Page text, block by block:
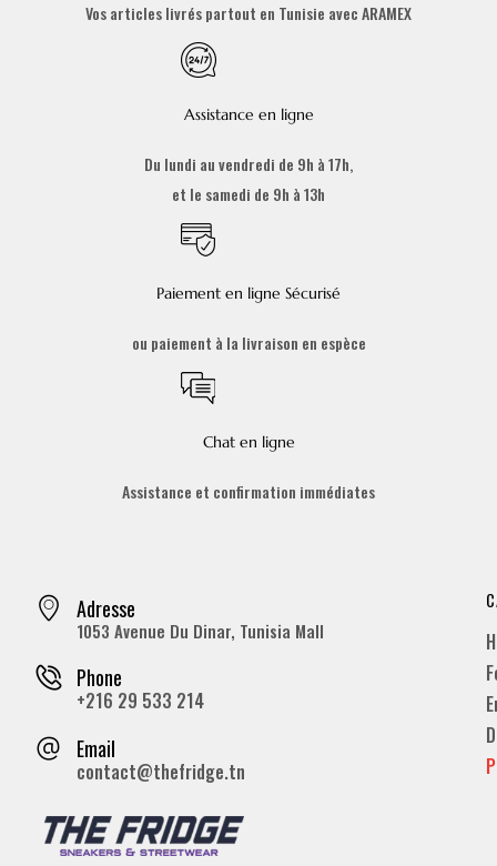
Vos articles livrés partout en Tunisie avec ARAMEX
Assistance en ligne
Du lundi au vendredi de 9h à 17h,
et le samedi de 9h à 13h
Paiement en ligne Sécurisé
ou paiement à la livraison en espèce
Chat en ligne
Assistance et confirmation immédiates
Adresse
1053 Avenue Du Dinar, Tunisia Mall
Phone
+216 29 533 214
Email
contact@thefridge.tn